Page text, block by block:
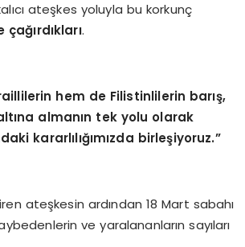
ateşkes yoluyla bu korkunç
.
hem de Filistinlilerin barış,
almanın tek yolu olarak
kararlılığımızda birleşiyoruz.”
ateşkesin ardından 18 Mart sabahı
ve yaralananların sayıları